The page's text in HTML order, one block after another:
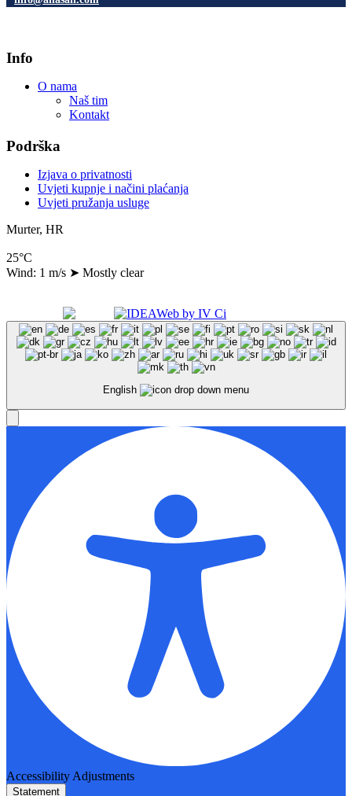
Info
O nama
Naš tim
Kontakt
Podrška
Izjava o privatnosti
Uvjeti kupnje i načini plaćanja
Uvjeti pružanja usluge
Murter, HR
25°C
Wind: 1 m/s ➤ Mostly clear
English
Accessibility Adjustments
Statement